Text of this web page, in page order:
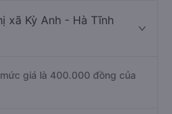
xã Kỳ Anh - Hà Tĩnh
giá là 400.000 đồng của